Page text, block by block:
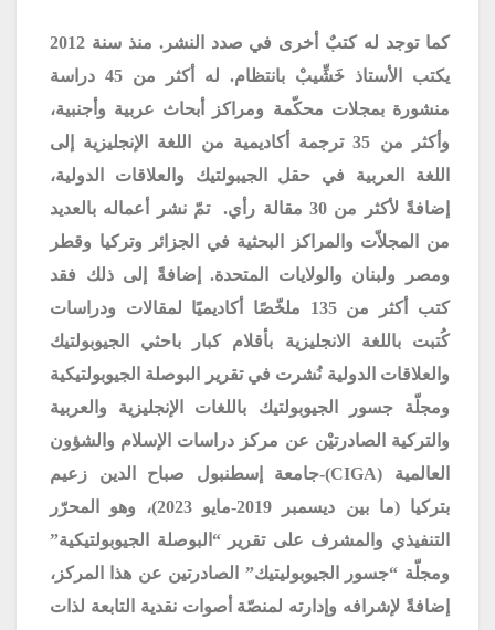
كما توجد له كتبٌ أخرى في صدد النشر. منذ سنة 2012
يكتب الأستاذ خَشِّيبْ بانتظام. له أكثر من 45 دراسة
منشورة بمجلات محكّمة ومراكز أبحاث عربية وأجنبية،
وأكثر من 35 ترجمة أكاديمية من اللغة الإنجليزية إلى
اللغة العربية في حقل الجيبولتيك والعلاقات الدولية،
إضافةً لأكثر من 30 مقالة رأي. تمّ نشر أعماله بالعديد
من المجلاّت والمراكز البحثية في الجزائر وتركيا وقطر
ومصر ولبنان والولايات المتحدة. إضافةً إلى ذلك فقد
كتب أكثر من 135 ملخّصًا أكاديميًا
لمقالات ودراسات
كُتبت باللغة الانجليزية بأقلام كبار باحثي الجيوبولتيك
والعلاقات الدولية نُشرت في تقرير البوصلة الجيوبولتيكية
ومجلّة جسور الجيوبولتيك باللغات الإنجليزية والعربية
والتركية الصادرتيْن عن مركز دراسات الإسلام والشؤون
العالمية (CIGA)-جامعة إسطنبول صباح الدين زعيم
بتركيا (ما بين ديسمبر 2019-مايو 2023)، وهو المحرّر
التنفيذي والمشرف على تقرير “البوصلة الجيوبولتيكية”
ومجلّة “جسور الجيوبوليتيك” الصادرتين عن هذا المركز،
إضافةً لإشرافه وإدارته لمنصّة أصوات نقدية التابعة لذات